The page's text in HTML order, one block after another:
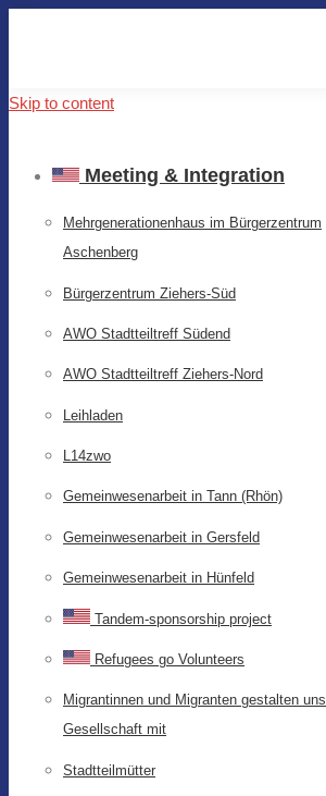
Skip to content
Meeting & Integration
Mehrgenerationenhaus im Bürgerzentrum
Aschenberg
Bürgerzentrum Ziehers-Süd
AWO Stadtteiltreff Südend
AWO Stadtteiltreff Ziehers-Nord
Leihladen
L14zwo
Gemeinwesenarbeit in Tann (Rhön)
Gemeinwesenarbeit in Gersfeld
Gemeinwesenarbeit in Hünfeld
Tandem-sponsorship project
Refugees go Volunteers
Migrantinnen und Migranten gestalten
Gesellschaft mit
Stadtteilmütter